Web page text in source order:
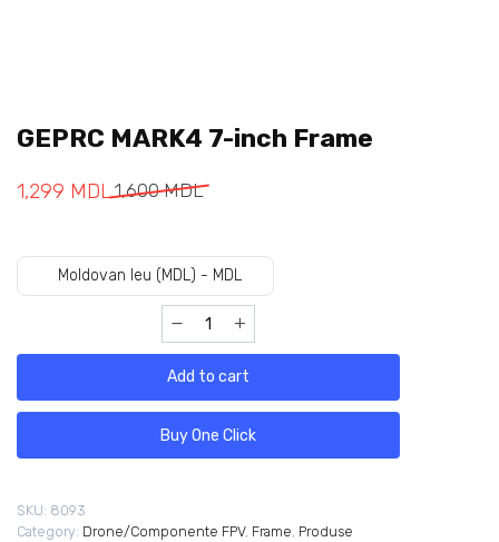
GEPRC MARK4 7-inch Frame
1,600MDL
1,299 MDL
Moldovan leu (MDL) - MDL
Add to cart
Buy One Click
SKU: 8093
Category: Drone/Componente FPV, Frame, Produse